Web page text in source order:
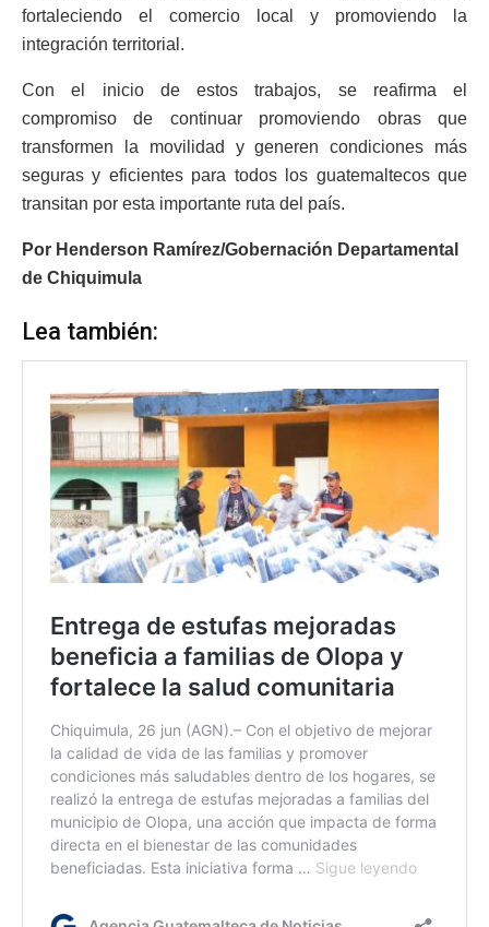
fortaleciendo el comercio local y promoviendo la
integración territorial.
Con el inicio de estos trabajos, se reafirma el
compromiso de continuar promoviendo obras que
transformen la movilidad y generen condiciones más
seguras y eficientes para todos los guatemaltecos que
transitan por esta importante ruta del país.
Por Henderson Ramírez/Gobernación Departamental
de Chiquimula
Lea también: